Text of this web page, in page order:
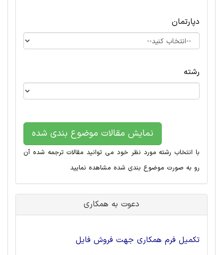
دپارتمان
رشته
نمایش مقالات موضوع بندی شده
با انتخاب رشته مورد نظر خود می توانید مقالات ترجمه شده آن
رو به صورت موضوع بندی شده مشاهده نمایید
دعوت به همکاری
تکمیل فرم همکاری جهت فروش فایل